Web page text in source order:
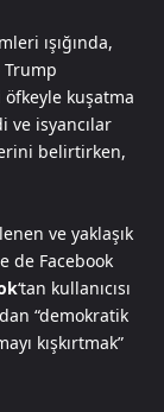
ışığında,
kuşatma
ve isyancılar
belirtirken,
ve yaklaşık
de Facebook
‘tan kullanıcısı
“demokratik
kışkırtmak”